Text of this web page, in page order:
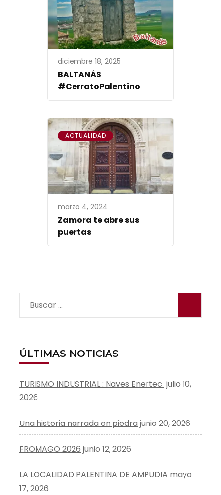
diciembre 18, 2025
BALTANÁS
#CerratoPalentino
ACTUALIDAD
marzo 4, 2024
Zamora te abre sus
puertas
Buscar:
ÚLTIMAS NOTICIAS
TURISMO INDUSTRIAL : Naves Enertec julio 10,
2026
Una historia narrada en piedra junio 20, 2026
FROMAGO 2026 junio 12, 2026
LA LOCALIDAD PALENTINA DE AMPUDIA mayo
17, 2026